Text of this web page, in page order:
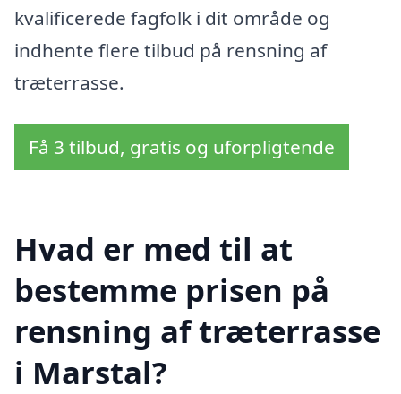
kvalificerede fagfolk i dit område og
indhente flere tilbud på rensning af
træterrasse.
Få 3 tilbud, gratis og uforpligtende
Hvad er med til at
bestemme prisen på
rensning af træterrasse
i Marstal?